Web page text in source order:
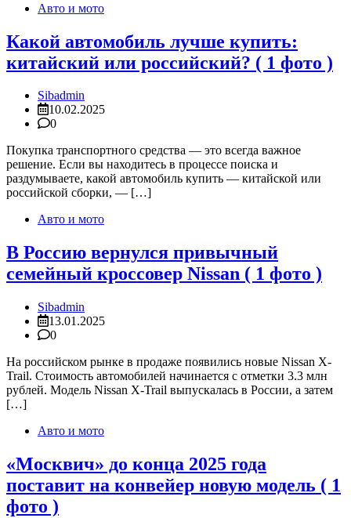
Авто и мото
Какой автомобиль лучше купить:
китайский или российский? ( 1 фото )
Sibadmin
10.02.2025
0
Покупка транспортного средства — это всегда важное
решение. Если вы находитесь в процессе поиска и
раздумываете, какой автомобиль купить — китайской или
российской сборки, — […]
Авто и мото
В Россию вернулся привычный
семейный кроссовер Nissan ( 1 фото )
Sibadmin
13.01.2025
0
На российском рынке в продаже появились новые Nissan X-
Trail. Стоимость автомобилей начинается с отметки 3.3 млн
рублей. Модель Nissan X-Trail выпускалась в России, а затем
[…]
Авто и мото
«Москвич» до конца 2025 года
поставит на конвейер новую модель ( 1
фото )